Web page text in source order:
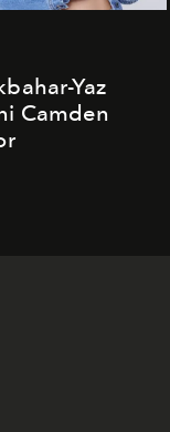
Yaz
Camden